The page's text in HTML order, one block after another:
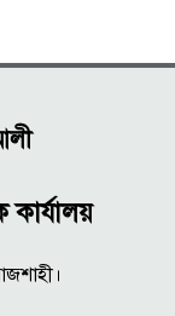
কার্যালয়